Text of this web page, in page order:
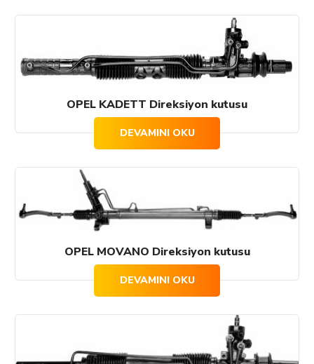
OPEL KADETT Direksiyon kutusu
DEVAMINI OKU
OPEL MOVANO Direksiyon kutusu
DEVAMINI OKU